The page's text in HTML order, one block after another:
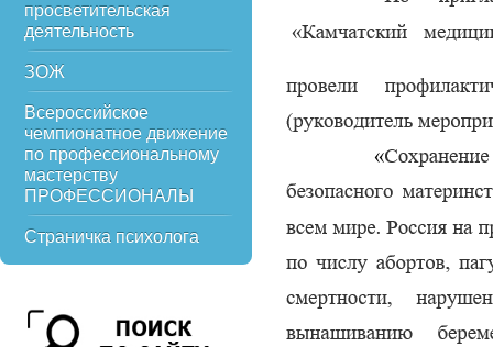
просветительская
деятельность
ЗОЖ
Всероссийское
чемпионатное движение
по профессиональному
мастерству
ПРОФЕССИОНАЛЫ
Страничка психолога